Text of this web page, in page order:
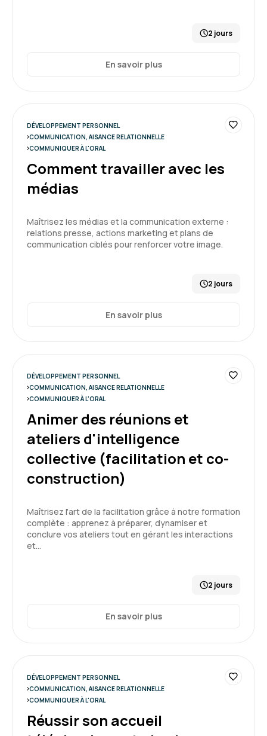
2 jours
En savoir plus
DÉVELOPPEMENT PERSONNEL
COMMUNICATION, AISANCE RELATIONNELLE
COMMUNIQUER À L'ORAL
Comment travailler avec les
médias
Maîtrisez les médias et la communication externe :
relations presse, actions marketing et plans de
communication ciblés pour renforcer votre image.
2 jours
En savoir plus
DÉVELOPPEMENT PERSONNEL
COMMUNICATION, AISANCE RELATIONNELLE
COMMUNIQUER À L'ORAL
Animer des réunions et
ateliers d'intelligence
collective (facilitation et co-
construction)
Maîtrisez l'art de la facilitation grâce à notre formation
complète : apprenez à préparer, dynamiser et
conclure vos ateliers tout en gérant les interactions
et…
2 jours
En savoir plus
DÉVELOPPEMENT PERSONNEL
COMMUNICATION, AISANCE RELATIONNELLE
COMMUNIQUER À L'ORAL
Réussir son accueil